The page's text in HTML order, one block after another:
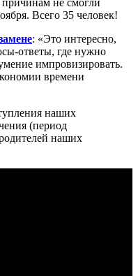
Всего 35 человек!
: «Это интересно,
ответы, где нужно
импровизировать.
времени
наших
(период
наших